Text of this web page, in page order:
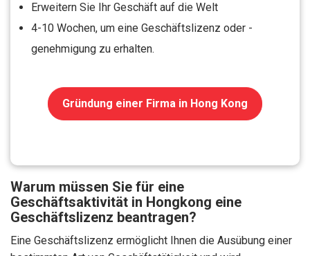
Erweitern Sie Ihr Geschäft auf die Welt
4-10 Wochen, um eine Geschäftslizenz oder -
genehmigung zu erhalten.
Gründung einer Firma in Hong Kong
Warum müssen Sie für eine
Geschäftsaktivität in Hongkong eine
Geschäftslizenz beantragen?
Eine Geschäftslizenz ermöglicht Ihnen die Ausübung einer